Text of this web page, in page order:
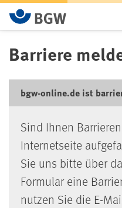
Zum Hauptinhalt
Barriere
bgw-online.de ist
Sind Ihnen
Internetseite
Sie uns bitte über
Formular eine
nutzen Sie die E-